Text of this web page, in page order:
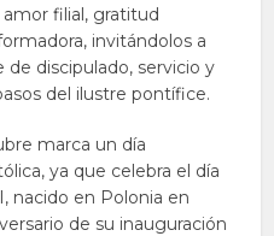
filial, gratitud
invitándolos a
discipulado, servicio y
del ilustre pontífice.
marca un día
ya que celebra el día
nacido en Polonia en
de su inauguración